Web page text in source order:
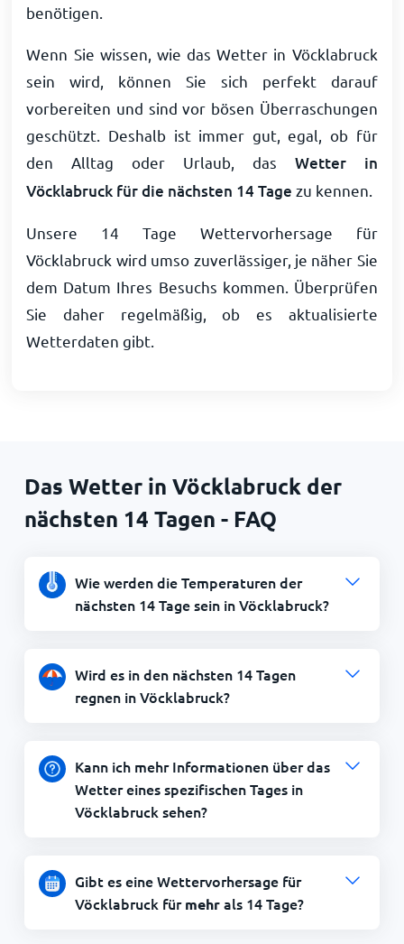
benötigen.
Wenn Sie wissen, wie das Wetter in Vöcklabruck
sein wird, können Sie sich perfekt darauf
vorbereiten und sind vor bösen Überraschungen
geschützt. Deshalb ist immer gut, egal, ob für
den Alltag oder Urlaub, das Wetter in
Vöcklabruck für die nächsten 14 Tage zu kennen.
Unsere 14 Tage Wettervorhersage für
Vöcklabruck wird umso zuverlässiger, je näher Sie
dem Datum Ihres Besuchs kommen. Überprüfen
Sie daher regelmäßig, ob es aktualisierte
Wetterdaten gibt.
Das Wetter in Vöcklabruck der
nächsten 14 Tagen - FAQ
Wie werden die Temperaturen der
nächsten 14 Tage sein in Vöcklabruck?
Wird es in den nächsten 14 Tagen
regnen in Vöcklabruck?
Kann ich mehr Informationen über das
Wetter eines spezifischen Tages in
Vöcklabruck sehen?
Gibt es eine Wettervorhersage für
Vöcklabruck fürmehrals 14 Tage?